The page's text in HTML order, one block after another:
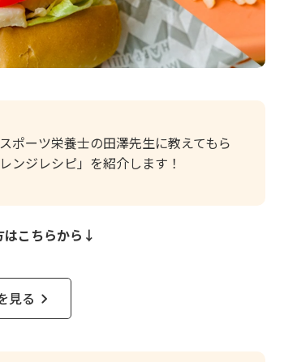
ポーツ栄養士の田澤先生に教えてもら
ンジレシピ」を紹介します！
はこちらから↓
見る